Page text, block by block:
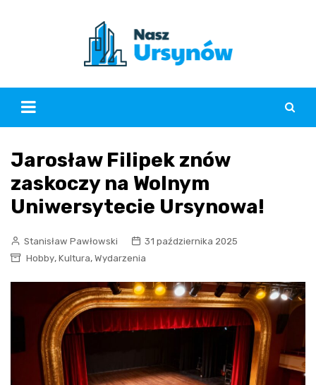
Jarosław Filipek znów
zaskoczy na Wolnym
Uniwersytecie Ursynowa!
Stanisław Pawłowski
31 października 2025
Hobby, Kultura, Wydarzenia